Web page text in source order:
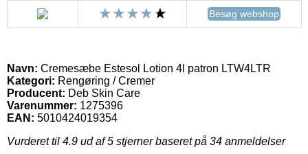
Besøg webshop
Navn: Cremesæbe Estesol Lotion 4l patron LTW4LTR
Kategori: Rengøring / Cremer
Producent: Deb Skin Care
Varenummer: 1275396
EAN: 5010424019354
Vurderet til 4.9 ud af 5 stjerner baseret på 34 anmeldelser